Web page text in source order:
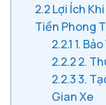
2.2Lợi Ích
Tiền Phong
2.2.1 1.
2.2.22.
2.2.33.
Gian Xe